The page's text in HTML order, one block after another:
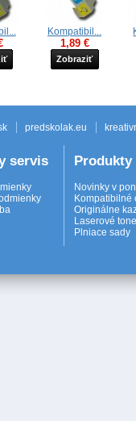
Kompatibil...
1,89 €
Zobraziť
predskolak.eu
servis Produkty
Novinky v
Kompatibilné
Originálne
Laserové
Plniace sady